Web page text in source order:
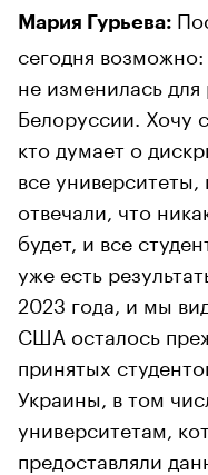
Мария Гурьева:
сегодня
не изменилась
Белоруссии. Хочу
кто думает о
все
отвечали, что
будет, и все
уже есть
2023 года, и мы
США осталось
принятых
Украины, в том
университетам,
предоставляли